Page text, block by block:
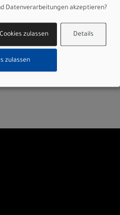
Datenverarbeitungen akzeptieren?
Details
zulassen
zulassen